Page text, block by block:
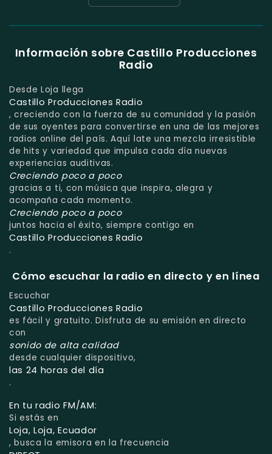
Información sobre Castillo Producciones
Radio
Desde Loja llega
Castillo Producciones Radio
, creciendo con la fuerza de su comunidad y la pasión
de sus oyentes para convertirse en una de las mejores
radios online del país. Aquí late una mezcla irresistible
de hits y variedad que impulsa cada día nuevas
experiencias auditivas.
Creciendo poco a poco
gracias a ti, con música que inspira, alegra y
acompaña cada momento.
Creciendo poco a poco
juntos hacia el éxito, siempre contigo en
Castillo Producciones Radio
.
Cómo escuchar la radio en directo y en línea
Escuchar
Castillo Producciones Radio
es fácil y gratuito. Disfruta de su emisión en directo
con
sonido de alta calidad
desde cualquier dispositivo,
las 24 horas del día
.
En tu radio FM/AM:
Si estás en
Loja, Loja, Ecuador
, busca la emisora en la frecuencia